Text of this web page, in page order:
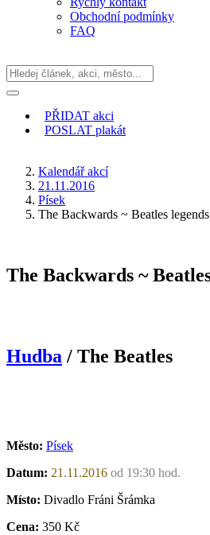
Obchodní podmínky
FAQ
PŘIDAT akci
POSLAT plakát
Kalendář akcí
21.11.2016
Písek
The Backwards ~ Beatles legends
The Backwards ~
Hudba / The Beatles
Město: Písek
Datum: 21.11.2016 od 19:30 hod.
Místo: Divadlo Fráni Šrámka
Cena: 350 Kč